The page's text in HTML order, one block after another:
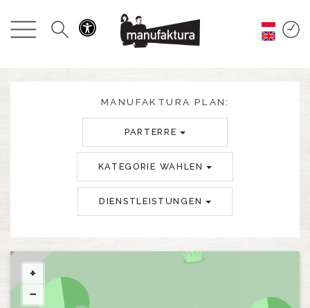
GESCHEHEN
ANGEBOTE
RESTAURANTS
ÜBER UNS
MANUFAKTURA PLAN:
PARTERRE
KATEGORIE WAHLEN
DIENSTLEISTUNGEN
+
−